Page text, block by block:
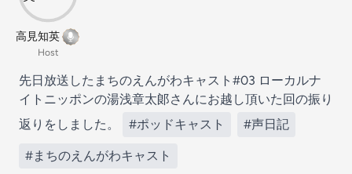
高見知英
Host
先日放送したまちのえんがわキャスト#03 ローカルナ
イトニッポンの湯浅章太郞さんにお越し頂いた回の振り
返りをしました。
#ポッドキャスト #声日記
#まちのえんがわキャスト